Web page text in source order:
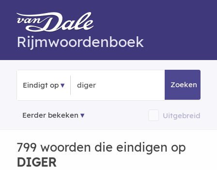
Rijmwoordenboek
Eindigt op Zoeken
Eerder bekeken Uitgebreid
799 woorden die eindigen op
DIGER